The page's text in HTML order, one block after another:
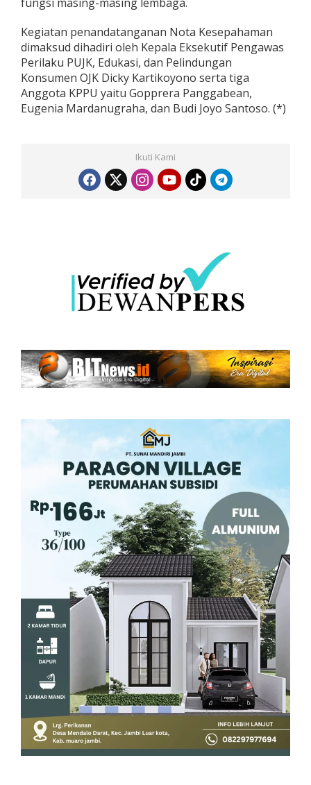
Kegiatan penandatanganan Nota Kesepahaman
dimaksud dihadiri oleh Kepala Eksekutif Pengawas
Perilaku PUJK, Edukasi, dan Pelindungan
Konsumen OJK Dicky Kartikoyono serta tiga
Anggota KPPU yaitu Gopprera Panggabean,
Eugenia Mardanugraha, dan Budi Joyo Santoso. (*)
Ikuti Kami